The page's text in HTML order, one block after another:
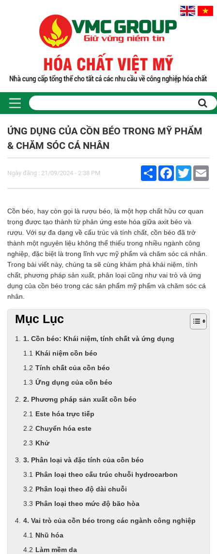
Sản phẩm
PHỤ GIA THỰC PHẨM
Tinh bột biến tính
Hương liệu thực phẩm
Chất phụ gia chống đông vón
Chất phụ gia tạo cấu trúc
Chất phụ gia bảo quản
Chất phụ gia nem giò chả
Chất phụ gia bún mì phở
Chất phụ gia bánh kẹo kem
Chất phụ gia nước giải khát
Chất phụ gia xúc xích
Chất phụ gia nước mắm
Chất phụ gia rau củ quả
Chất phụ gia thạch rau câu
HÓA CHẤT TẨY RỬA
Tẩy rửa công nghiệp
Tẩy rửa sinh hoạt
Tẩy cáu cặn đường ống
Tẩy rửa khác
Hóa chất xử lý nước
Men đường ruột
Men vi sinh EM gốc
Bổ gan và giải độc gan
Phòng và trị bệnh
Hấp thụ khí độc Yucca
HÓA CHẤT XỬ LÝ NƯỚC
Xử lý nước sinh hoạt
Xử lý nước thải
Xử lý nước giếng khoan
ỨNG DỤNG CỦA CỒN BÉO TRONG MỸ PHẨM
& CHĂM SÓC CÁ NHÂN
Ngày đăng : 21/09/2024 - 2:38 PM
Share FacebookTwitter
Cồn béo, hay còn gọi là rượu béo, là một hợp chất hữu cơ quan
trọng được tạo thành từ phản ứng este hóa giữa axit béo và
rượu. Với sự đa dạng về cấu trúc và tính chất, cồn béo đã trở
thành một nguyên liệu không thể thiếu trong nhiều ngành công
nghiệp, đặc biệt là trong lĩnh vực mỹ phẩm và chăm sóc cá nhân.
Trong bài viết này, chúng ta sẽ cùng khám phá khái niệm, tính
chất, phương pháp sản xuất, phân loại cũng như vai trò và ứng
dụng của cồn béo trong các sản phẩm mỹ phẩm và chăm sóc cá
nhân.
Mục Lục
1. Cồn béo: Khái niệm, tính chất và ứng dụng
Khái niệm cồn béo
Tính chất của cồn béo
Ứng dụng của cồn béo
2. Phương pháp sản xuất cồn béo
Este hóa trực tiếp
Chuyển hóa este
Khử
3. Phân loại và đặc tính của cồn béo
Phân loại theo cấu trúc chuỗi hydrocarbon
Phân loại theo độ dài chuỗi
Phân loại theo mức độ bão hòa
4. Vai trò của cồn béo trong các ngành công nghiệp
Nhũ hóa
Làm mềm da